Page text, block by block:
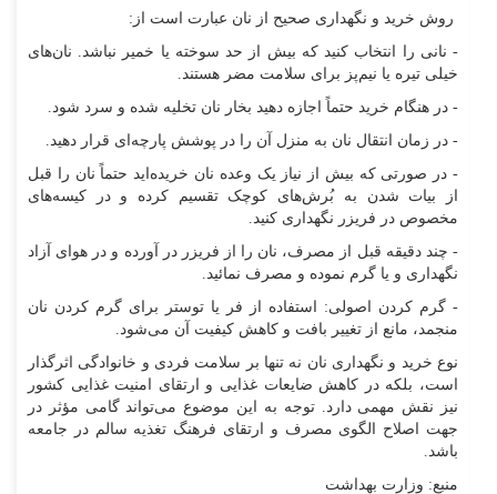
روش خرید و نگهداری صحیح از نان عبارت است از:
- نانی را انتخاب کنید که بیش از حد سوخته یا خمیر نباشد. نان‌های
خیلی تیره یا نیم‌پز برای سلامت مضر هستند.
- در هنگام خرید حتماً اجازه دهید بخار نان تخلیه شده و سرد شود.
- در زمان انتقال نان به منزل آن را در پوشش پارچه‌ای قرار دهید.
- در صورتی که بیش از نیاز یک وعده نان خریده‌اید حتماً نان را قبل
از بیات شدن به بُرش‌های کوچک تقسیم کرده و در کیسه‌های
مخصوص در فریزر نگهداری کنید.
- چند دقیقه قبل از مصرف، نان را از فریزر در آورده و در هوای آزاد
نگهداری و یا گرم نموده و مصرف نمائید.
- گرم کردن اصولی: استفاده از فر یا توستر برای گرم کردن نان
منجمد، مانع از تغییر بافت و کاهش کیفیت آن می‌شود.
نوع خرید و نگهداری نان نه تنها بر سلامت فردی و خانوادگی اثرگذار
است، بلکه در کاهش ضایعات غذایی و ارتقای امنیت غذایی کشور
نیز نقش مهمی دارد. توجه به این موضوع می‌تواند گامی مؤثر در
جهت اصلاح الگوی مصرف و ارتقای فرهنگ تغذیه سالم در جامعه
باشد.
منبع: وزارت بهداشت